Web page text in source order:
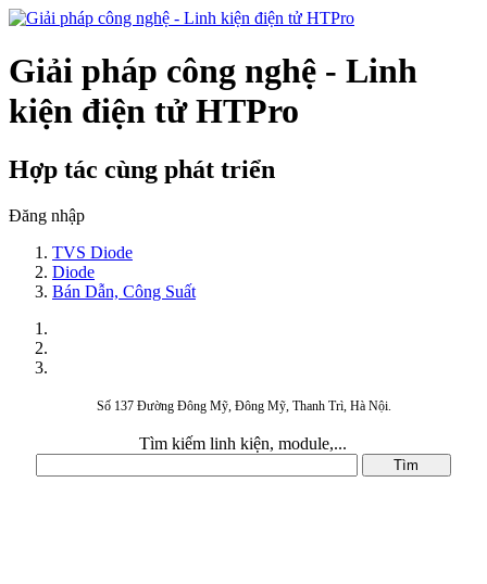
Giải pháp công nghệ - Linh
kiện điện tử HTPro
Hợp tác cùng phát triển
Đăng nhập
TVS Diode
Diode
Bán Dẫn, Công Suất
Số 137 Đường Đông Mỹ, Đông Mỹ, Thanh Trì, Hà Nội.
Tìm kiếm linh kiện, module,...